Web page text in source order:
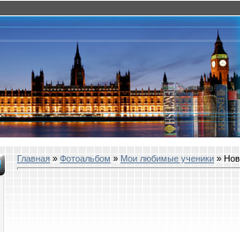
Главная » Фотоальбом » Мои любимые ученики »